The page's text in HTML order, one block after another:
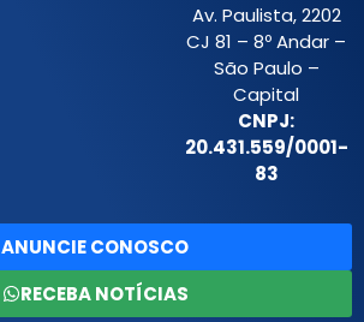
Av. Paulista, 2202
CJ 81 – 8º Andar –
São Paulo –
Capital
CNPJ:
20.431.559/0001-
83
ANUNCIE CONOSCO
RECEBA NOTÍCIAS